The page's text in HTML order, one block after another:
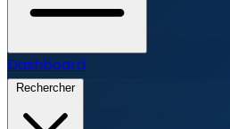
Dashboard
Rechercher